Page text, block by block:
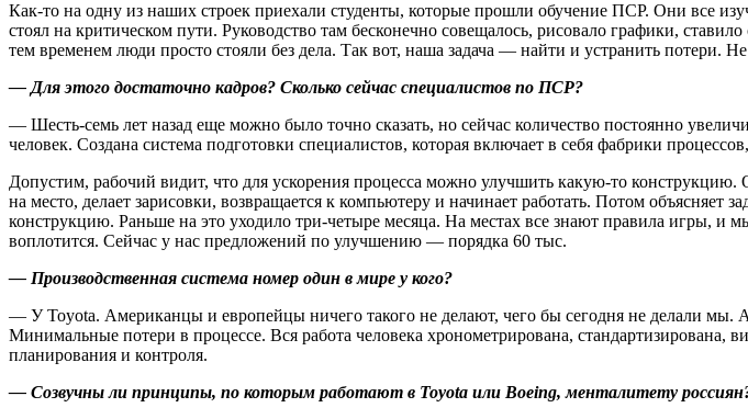
Как-то на одну из наших строек приехали студенты, которые прошли обучение ПСР. Они все
стоял на критическом пути. Руководство там бесконечно совещалось, рисовало графики,
тем временем люди просто стояли без дела. Так вот, наша задача — ​найти и устранить потери. Не
— Для этого достаточно кадров? Сколько сейчас специалистов по ПСР?
— Шесть-семь лет назад еще можно было точно сказать, но сейчас количество постоянно
человек. Создана система подготовки специалистов, которая включает в себя фабрики
Допустим, рабочий видит, что для ускорения процесса можно улучшить какую-то конструкцию.
на место, делает зарисовки, возвращается к компьютеру и начинает работать. Потом
конструкцию. Раньше на это уходило три-четыре месяца. На местах все знают правила игры, и
воплотится. Сейчас у нас предложений по улучшению — порядка 60 тыс.
— Производственная система номер один в мире у кого?
— У Toyota. Американцы и европейцы ничего такого не делают, чего бы сегодня не делали мы.
Минимальные потери в процессе. Вся работа человека хронометрирована,
планирования и контроля.
— Созвучны ли принципы, по которым работают в Toyota или Boeing, менталитету